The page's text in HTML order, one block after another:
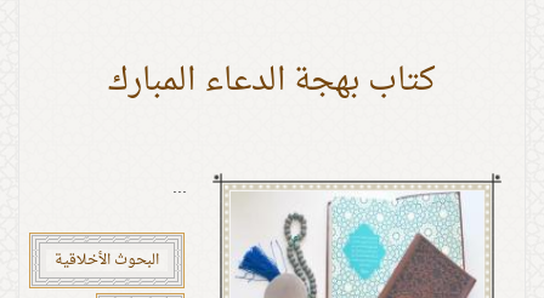
كتاب بهجة الدعاء المبارك
...
البحوث الأخلاقية